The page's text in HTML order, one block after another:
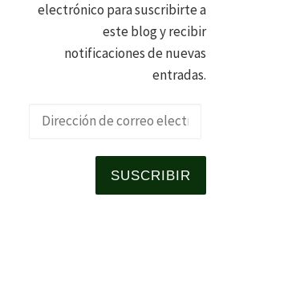
electrónico para suscribirte a
este blog y recibir
notificaciones de nuevas
entradas.
SUSCRIBIR